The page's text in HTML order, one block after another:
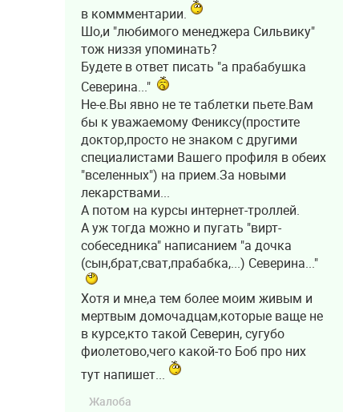
в коммментарии.
Шо,и "любимого менеджера Сильвику"
тож низзя упоминать?
Будете в ответ писать "а прабабушка
Северина..."
Не-е.Вы явно не те таблетки пьете.Вам
бы к уважаемому Фениксу(простите
доктор,просто не знаком с другими
специалистами Вашего профиля в обеих
"вселенных") на прием.За новыми
лекарствами...
А потом на курсы интернет-троллей.
А уж тогда можно и пугать "вирт-
собеседника" написанием "а дочка
(сын,брат,сват,прабабка,...) Северина..."
Хотя и мне,а тем более моим живым и
мертвым домочадцам,которые ваще не
в курсе,кто такой Северин, сугубо
фиолетово,чего какой-то Боб про них
тут напишет...
Жалоба